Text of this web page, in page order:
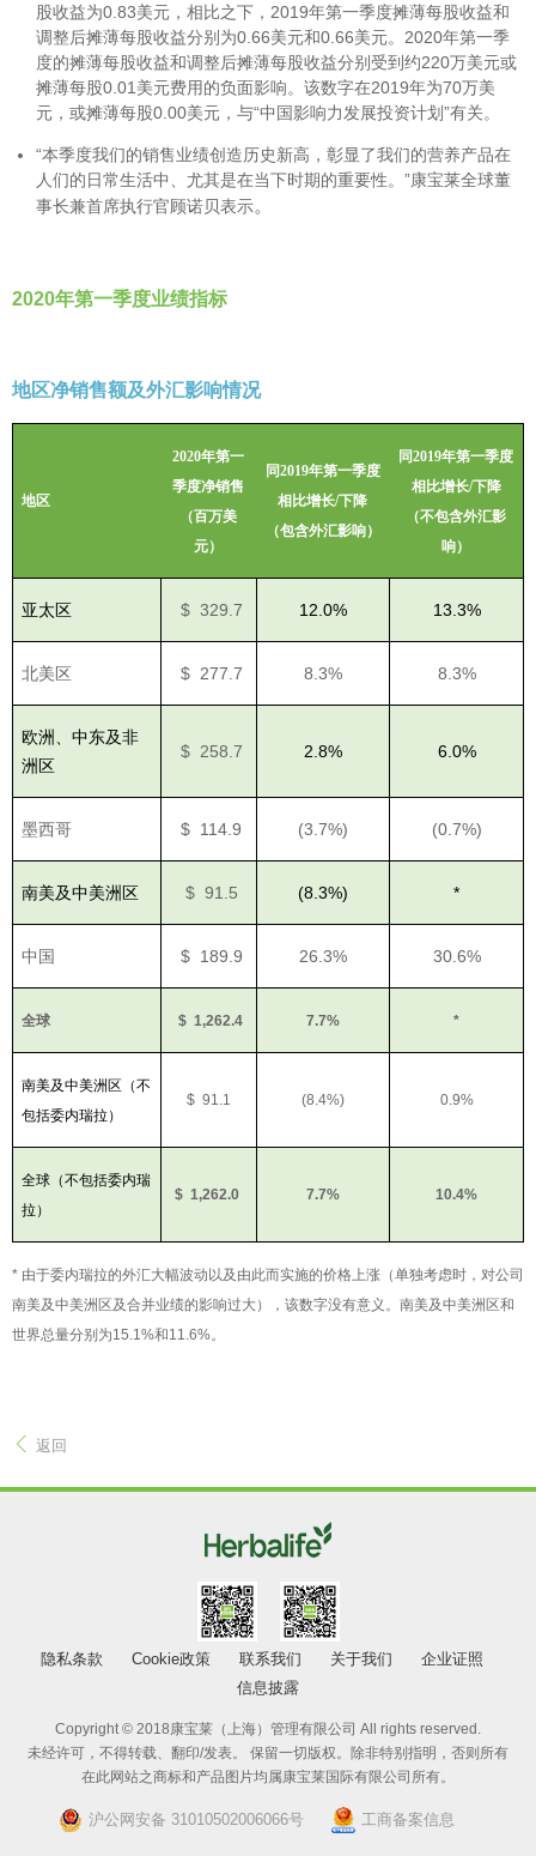
股收益为0.83美元，相比之下，2019年第一季度摊薄每股收益和
调整后摊薄每股收益分别为0.66美元和0.66美元。2020年第一季
度的摊薄每股收益和调整后摊薄每股收益分别受到约220万美元或
摊薄每股0.01美元费用的负面影响。该数字在2019年为70万美
元，或摊薄每股0.00美元，与“中国影响力发展投资计划”有关。
“本季度我们的销售业绩创造历史新高，彰显了我们的营养产品在
人们的日常生活中、尤其是在当下时期的重要性。”康宝莱全球董
事长兼首席执行官顾诺贝表示。
2020年第一季度业绩指标
地区净销售额及外汇影响情况
地区
2020年第一
季度净销售
（百万美
元）
同2019年第一季度
相比增长/下降
（包含外汇影响）
同2019年第一季度
相比增长/下降
（不包含外汇影
响）
亚太区 $ 329.7 12.0% 13.3%
北美区 $ 277.7 8.3% 8.3%
欧洲、中东及非
洲区
$ 258.7 2.8% 6.0%
墨西哥 $ 114.9 (3.7%) (0.7%)
南美及中美洲区 $ 91.5 (8.3%) *
中国 $ 189.9 26.3% 30.6%
全球 $ 1,262.4 7.7% *
南美及中美洲区（不
包括委内瑞拉）
$ 91.1 (8.4%) 0.9%
全球（不包括委内瑞
拉）
$ 1,262.0 7.7% 10.4%
* 由于委内瑞拉的外汇大幅波动以及由此而实施的价格上涨（单独考虑时，对公司
南美及中美洲区及合并业绩的影响过大），该数字没有意义。南美及中美洲区和
世界总量分别为15.1%和11.6%。
返回
隐私条款 Cookie政策 联系我们 关于我们
企业证照
信息披露
Copyright © 2018康宝莱（上海）管理有限公司 All rights reserved.
未经许可，不得转载、翻印/发表。 保留一切版权。除非特别指明，否则所有
在此网站之商标和产品图片均属康宝莱国际有限公司所有。
沪公网安备 31010502006066号 工商备案信息